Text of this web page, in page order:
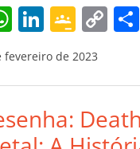
W
h
at
s
A
Li
n
k
e
dI
G
o
o
gl
e
C
o
y
Li
fevereiro de 2023